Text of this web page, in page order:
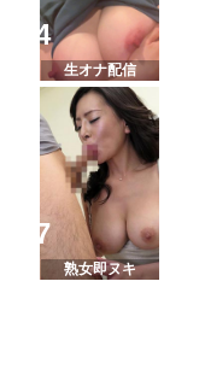
生オナ配信
熟女即ヌキ